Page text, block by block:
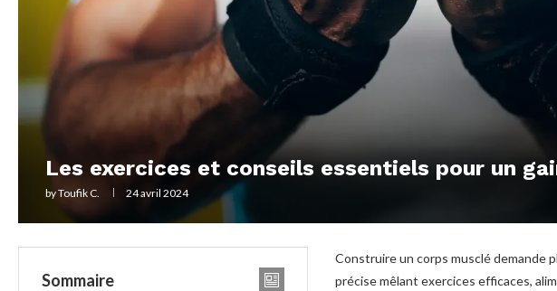
Les exercices et conseils essentiels pour un
byToufik C. 24 avril 2024
Sommaire
Construire un corps musclé demande
précise mêlant exercices efficaces,